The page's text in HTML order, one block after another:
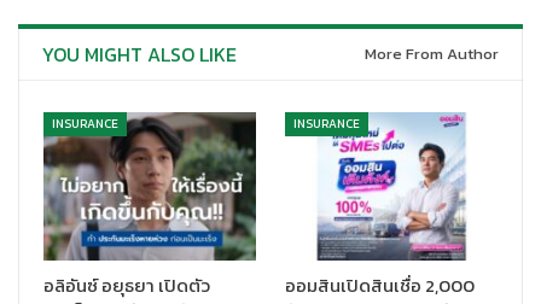
ในทุกมิติ ไม่ว่าจะเป็นทางด้านสุขภาพกาย ใจ หรือสถานะทางการเงิน
โดยเรามีการนำกลยุทธ์การดำเนินงานจาก Cigna Global มาปรับใช้
เพื่อสร้างโอกาสและลดอุปสรรคในการเข้าถึงประกันภัยให้แก่คนใน
สังคมได้อย่างแท้จริง”
สำหรับกลยุทธ์การดำเนินธุรกิจในปีนี้ ซิกน่าได้ยึดองค์ประกอบหลัก 3
ประการในการส่งมอบประสบการณ์ที่ดีที่สุดให้แก่ลูกค้า ได้แก่
Affordable:
การส่งมอบผลิตภัณฑ์ที่เข้าถึงได้ง่าย ในราคาที่
YOU MIGHT ALSO LIKE More From Author
INSURANCE
อลิอันซ์ อยุธยา เปิดตัว
INSURANCE
ออมสินเปิดสินเชื่อ 2,000